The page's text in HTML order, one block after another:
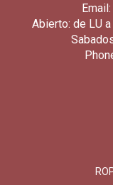
Abierto: de LU